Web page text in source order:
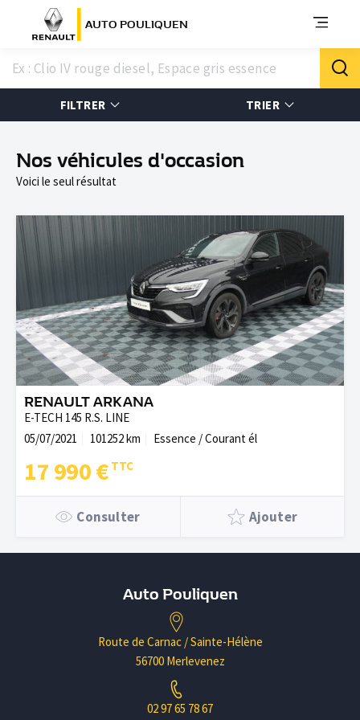
AUTO POULIQUEN
FILTRER TRIER
Nos véhicules d'occasion
Voici le seul résultat
RENAULT ARKANA
E-TECH 145 R.S. LINE
05/07/2021
101252 km Essence / Courant él
17 990 €
Consulter Ajouter
Auto Pouliquen
Route de Carnac / Sainte-Hélène
56700 Merlevenez
02 97 65 78 67